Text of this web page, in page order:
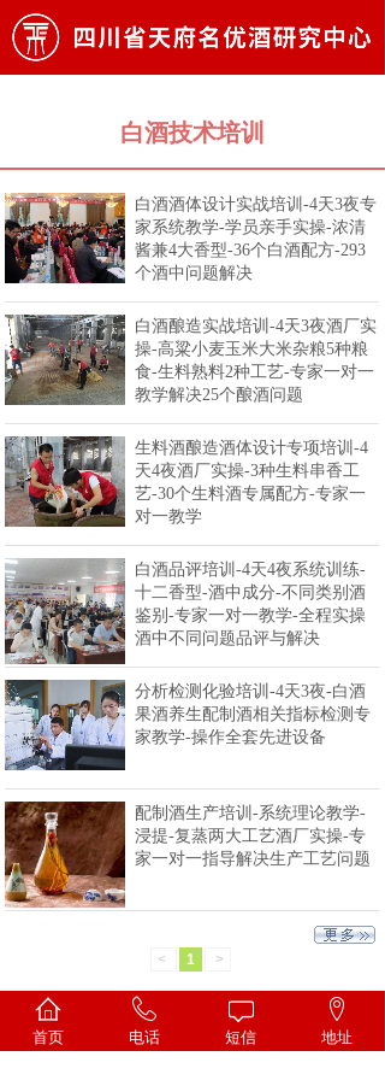
白酒技术培训
白酒酒体设计实战培训-4天3夜专
家系统教学-学员亲手实操-浓清
酱兼4大香型-36个白酒配方-293
个酒中问题解决
白酒酿造实战培训-4天3夜酒厂实
操-高粱小麦玉米大米杂粮5种粮
食-生料熟料2种工艺-专家一对一
教学解决25个酿酒问题
生料酒酿造酒体设计专项培训-4
天4夜酒厂实操-3种生料串香工
艺-30个生料酒专属配方-专家一
对一教学
白酒品评培训-4天4夜系统训练-
十二香型-酒中成分-不同类别酒
鉴别-专家一对一教学-全程实操
酒中不同问题品评与解决
分析检测化验培训-4天3夜-白酒
果酒养生配制酒相关指标检测专
家教学-操作全套先进设备
配制酒生产培训-系统理论教学-
浸提-复蒸两大工艺酒厂实操-专
家一对一指导解决生产工艺问题
< 1 >
首页 电话 短信 地址